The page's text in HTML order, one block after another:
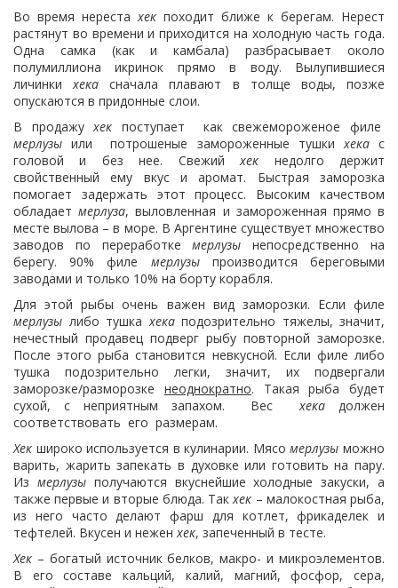
Во время нерестахек походит ближе к берегам. Нерест
растянут во времени и приходится на холодную часть года.
Одна самка (как и камбала) разбрасывает около
полумиллиона икринок прямо в воду. Вылупившиеся
личинкихека сначала плавают в толще воды, позже
опускаются в придонные слои.
В продажухек поступает как свежемороженое филе
мерлузы или потрошеные замороженные тушкихекас
головой и без нее. Свежийхек недолго держит
свойственный ему вкус и аромат. Быстрая заморозка
помогает задержать этот процесс. Высоким качеством
обладаетмерлуза, выловленная и замороженная прямо в
месте вылова – в море. В Аргентине существует множество
заводов по переработкемерлузы непосредственно на
берегу. 90% филе мерлузыпроизводится береговыми
заводами и только 10% на борту корабля.
Для этой рыбы очень важен вид заморозки. Если филе
мерлузы либо тушкахекаподозрительно тяжелы, значит,
нечестный продавец подверг рыбу повторной заморозке.
После этого рыба становится невкусной. Если филе либо
тушка подозрительно легки, значит, их подвергали
заморозке/разморозке неоднократно. Такая рыба будет
сухой, с неприятным запахом. Весхека должен
соответствовать его размерам.
Хек широко используется в кулинарии. Мясомерлузы можно
варить, жарить запекать в духовке или готовить на пару.
Из мерлузыполучаются вкуснейшие холодные закуски, а
также первые и вторые блюда. Такхек – малокостная рыба,
из него часто делают фарш для котлет, фрикаделек и
тефтелей. Вкусен и неженхек, запеченный в тесте.
Хек – богатый источник белков, макро- и микроэлементов.
В его составе кальций, калий, магний, фосфор, сера,